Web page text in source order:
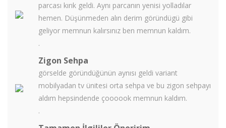
parcası kırık geldi. Aynı parcanın yenisi yolladılar
hemen. Düşünmeden alın derim göründügü gibi
geliyor memnun kalırsınız ben memnun kaldım.
.
Zigon Sehpa
görselde göründüğünün aynısı geldi variant
mobilyadan tv ünitesi orta sehpa ve bu zigon sehpayı
aldım hepsindende çoooook memnun kaldım.
.